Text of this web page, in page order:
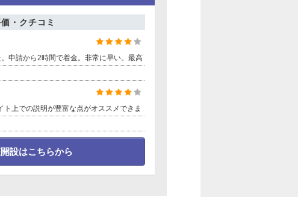
！
ンペーン！
スマートオプション
スマートオプション
スマートオプション
・クチコミ
申請から2時間で着金。非常に早い。最高
ト上での説明が豊富な点がオススメできま
設はこちらから